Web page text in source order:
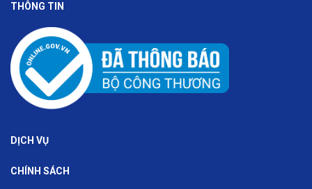
THÔNG TIN
DỊCH VỤ
CHÍNH SÁCH